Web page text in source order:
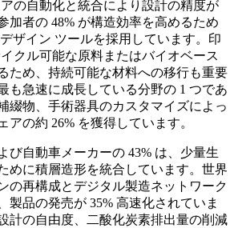
の自動化と統合により設計の精度が
加者の 48% が構造効率を高めるため
ザイン ツールを採用しています。印
クル可能な原料またはバイオベース
ため、持続可能な材料への移行も重要
も急速に成長している分野の 1 つであ
綴物、手術器具のカスタマイズによっ
アの約 26% を獲得しています。
び自動車メーカーの 43% は、少量生
めに積層造形を統合しています。世界
の再構成とデジタル製造ネットワーク
製品の発売が 35% 高速化されていま
計の自由度、二酸化炭素排出量の削減